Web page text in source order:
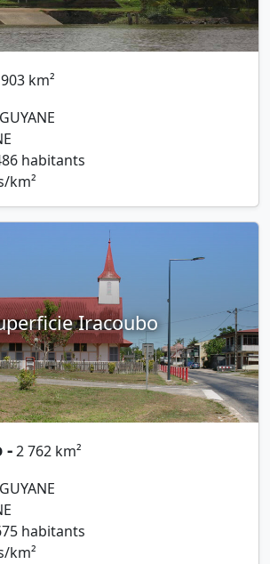
km²
habitants
km²
Iracoubo
-2 762 km²
habitants
km²